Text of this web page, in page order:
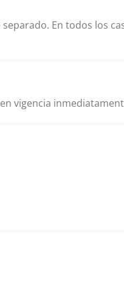
En todos los
vigencia